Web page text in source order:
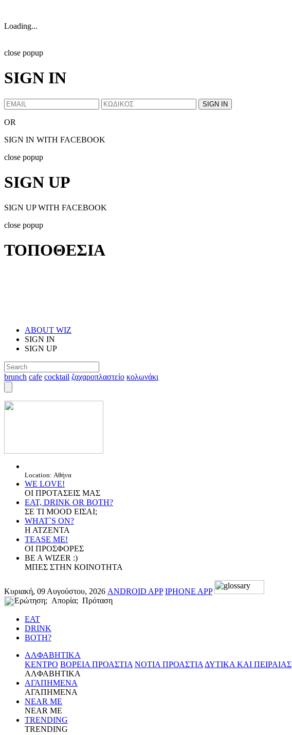
Loading...
close popup
SIGN IN
OR
SIGN IN WITH FACEBOOK
close popup
SIGN UP
SIGN UP WITH FACEBOOK
close popup
ΤΟΠΟΘΕΣΙΑ
ABOUT WIZ
SIGN IN
SIGN UP
brunch cafe cocktail ζαχαροπλαστείο κολωνάκι
Location: Αθήνα
WE LOVE!
ΟΙ ΠΡΟΤΑΣΕΙΣ ΜΑΣ
EAT, DRINK OR BOTH?
ΣΕ ΤΙ MOOD ΕΙΣΑΙ;
WHAT`S ON?
Η ΑΤΖΕΝΤΑ
TEASE ME!
ΟΙ ΠΡΟΣΦΟΡΕΣ
BE A WIZER :)
ΜΠΕΣ ΣΤΗΝ ΚΟΙΝΟΤΗΤΑ
Κυριακή, 09 Αυγούστου, 2026 ANDROID APP IPHONE APP
Ερώτηση; Απορία; Πρόταση
EAT
DRINK
BOTH?
ΑΛΦΑΒΗΤΙΚΑ
ΚΕΝΤΡΟ ΒΟΡΕΙΑ ΠΡΟΑΣΤΙΑ ΝΟΤΙΑ ΠΡΟΑΣΤΙΑ ΔΥΤΙΚΑ ΚΑΙ ΠΕΙΡΑΙΑΣ
ΑΛΦΑΒΗΤΙΚΑ
ΑΓΑΠΗΜΕΝΑ
ΑΓΑΠΗΜΕΝΑ
NEAR ME
NEAR ME
TRENDING
TRENDING